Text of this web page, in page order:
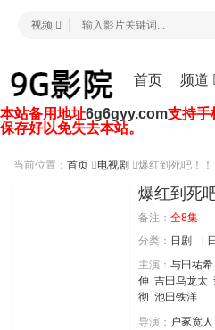
首页 频道
视频
本站备用地址6g6gyy.com支持手
保存好以免失去本站。
当前位置： 首页 电视剧 爆红到死吧！！
爆红到死
备注： 全8集
分类： 日剧
主演： 与田祐希
伸 吉田乌龙太
彻 池田铁洋
导演： 户冢宽人